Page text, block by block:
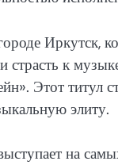
Иркутск,
страсть к
Этот титул
элиту.
на